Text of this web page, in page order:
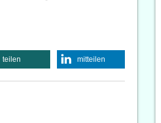
teilen mitteilen